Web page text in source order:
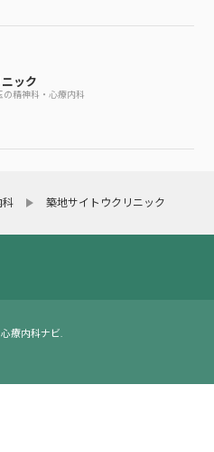
ック
の精神科・心療内科
科 築地サイトウクリニック
療内科ナビ.